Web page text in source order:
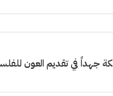
جهداً في تقديم العون